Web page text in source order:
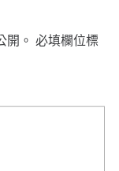
開。 必填欄位標